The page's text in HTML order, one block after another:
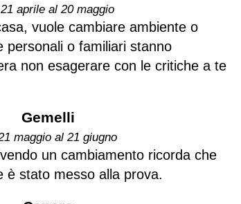
aprile al 20 maggio
vuole cambiare ambiente o
personali o familiari stanno
non esagerare con le critiche a te
Gemelli
maggio al 21 giugno
un cambiamento ricorda che
è stato messo alla prova.